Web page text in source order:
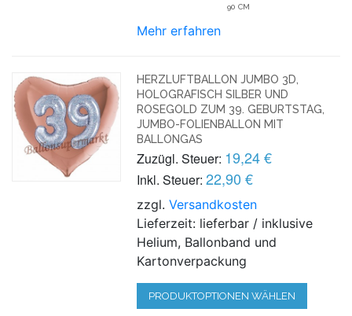
90 CM
Mehr erfahren
HERZLUFTBALLON JUMBO 3D,
HOLOGRAFISCH SILBER UND
ROSEGOLD ZUM 39. GEBURTSTAG,
JUMBO-FOLIENBALLON MIT
BALLONGAS
Zuzügl. Steuer: 19,24 €
Inkl. Steuer: 22,90 €
zzgl.Versandkosten
Lieferzeit: lieferbar / inklusive
Helium, Ballonband und
Kartonverpackung
PRODUKTOPTIONEN WÄHLEN